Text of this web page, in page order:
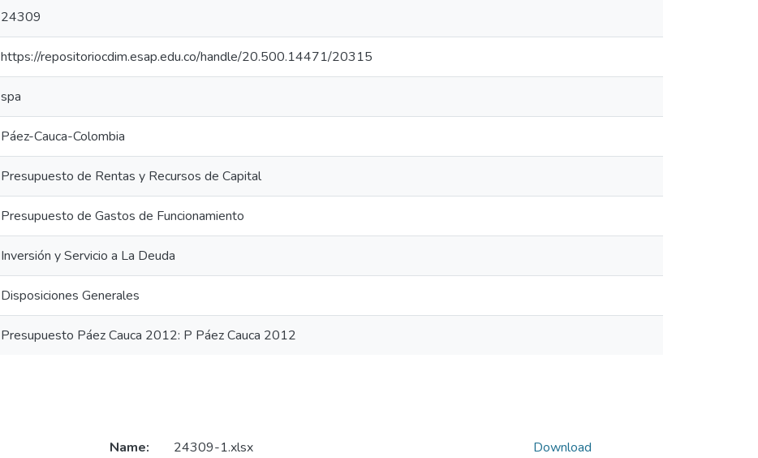
24309
https://repositoriocdim.esap.edu.co/handle/20.500.14471/20315
spa
Páez-Cauca-Colombia
Presupuesto de Rentas y Recursos de Capital
Presupuesto de Gastos de Funcionamiento
Inversión y Servicio a La Deuda
Disposiciones Generales
Presupuesto Páez Cauca 2012: P Páez Cauca 2012
Name:
24309-1.xlsx
Download